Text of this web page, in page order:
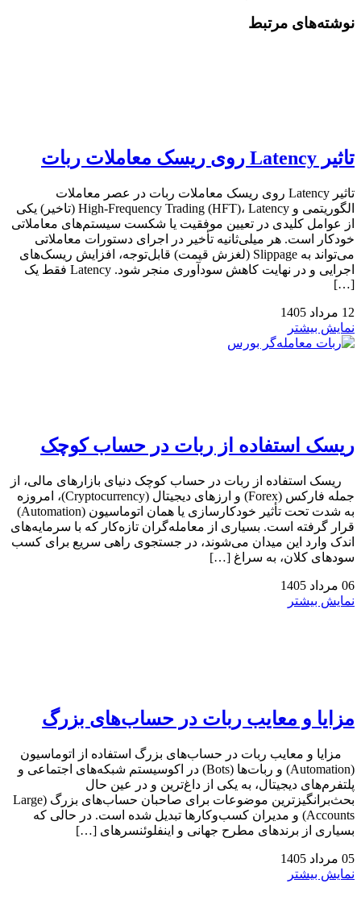
نوشته‌های مرتبط
تاثیر Latency روی ریسک معاملات ربات
تاثیر Latency روی ریسک معاملات ربات در عصر معاملات
الگوریتمی و High-Frequency Trading (HFT)، Latency (تاخیر) یکی
از عوامل کلیدی در تعیین موفقیت یا شکست سیستم‌های معاملاتی
خودکار است. هر میلی‌ثانیه تأخیر در اجرای دستورات معاملاتی
می‌تواند به Slippage (لغزش قیمت) قابل‌توجه، افزایش ریسک‌های
اجرایی و در نهایت کاهش سودآوری منجر شود. Latency فقط یک
[…]
12 مرداد 1405
نمایش بیشتر
ریسک استفاده از ربات در حساب کوچک
ریسک استفاده از ربات در حساب کوچک دنیای بازارهای مالی، از
جمله فارکس (Forex) و ارزهای دیجیتال (Cryptocurrency)، امروزه
به شدت تحت تأثیر خودکارسازی یا همان اتوماسیون (Automation)
قرار گرفته است. بسیاری از معامله‌گران تازه‌کار که با سرمایه‌های
اندک وارد این میدان می‌شوند، در جستجوی راهی سریع برای کسب
سودهای کلان، به سراغ […]
06 مرداد 1405
نمایش بیشتر
مزایا و معایب ربات در حساب‌های بزرگ
مزایا و معایب ربات در حساب‌های بزرگ استفاده از اتوماسیون
(Automation) و ربات‌ها (Bots) در اکوسیستم شبکه‌های اجتماعی و
پلتفرم‌های دیجیتال، به یکی از داغ‌ترین و در عین حال
بحث‌برانگیزترین موضوعات برای صاحبان حساب‌های بزرگ (Large
Accounts) و مدیران کسب‌وکارها تبدیل شده است. در حالی که
بسیاری از برندهای مطرح جهانی و اینفلوئنسرهای […]
05 مرداد 1405
نمایش بیشتر